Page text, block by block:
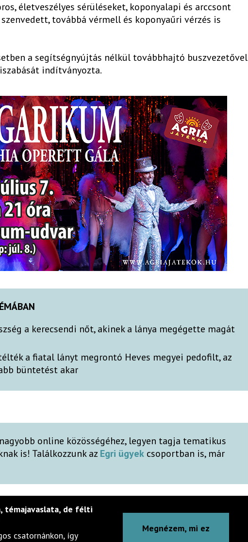
életveszélyes sérüléseket, koponyalapi és arccsont
továbbá vérmell és koponyaűri vérzés is
a segítségnyújtás nélkül továbbhajtó buszvezetővel
indítványozta.
a kerecsendi nőt, akinek a lánya megégette magát
a fiatal lányt megrontó Heves megyei pedofilt, az
büntetést akar
online közösségéhez, legyen tagja tematikus
is! Találkozzunk az Egri ügyek csoportban is, már
témajavaslata, de félti
csatornánkon, így
Megnézem, mi ez